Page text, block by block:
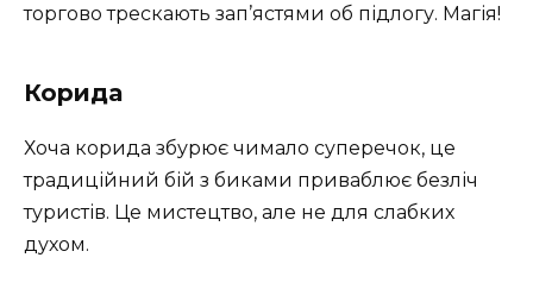
торгово трескають зап’ястями об підлогу. Магія!
Корида
Хоча корида збурює чимало суперечок, це
традиційний бій з биками приваблює безліч
туристів. Це мистецтво, але не для слабких
духом.